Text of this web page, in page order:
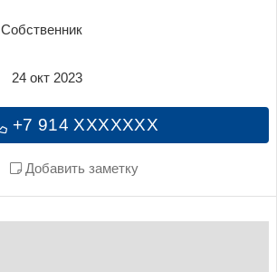
Собственник
+7 914 XXXXXXX
Добавить заметку
24 окт 2023